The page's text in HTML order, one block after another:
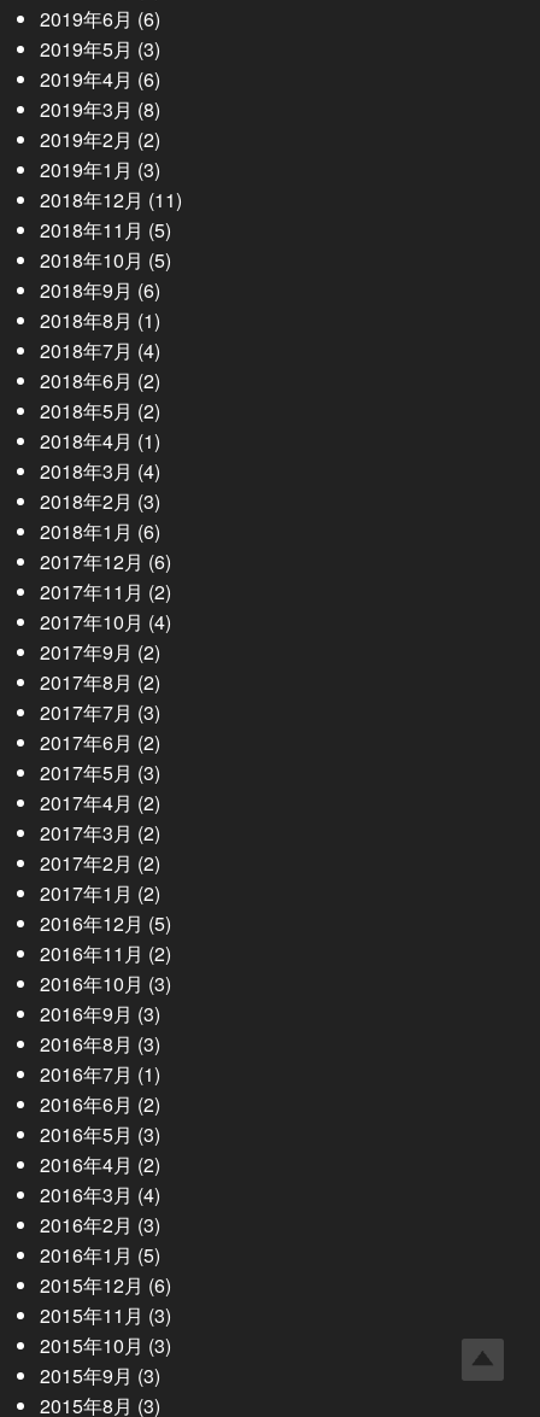
2019年6月 (6)
2019年5月 (3)
2019年4月 (6)
2019年3月 (8)
2019年2月 (2)
2019年1月 (3)
2018年12月 (11)
2018年11月 (5)
2018年10月 (5)
2018年9月 (6)
2018年8月 (1)
2018年7月 (4)
2018年6月 (2)
2018年5月 (2)
2018年4月 (1)
2018年3月 (4)
2018年2月 (3)
2018年1月 (6)
2017年12月 (6)
2017年11月 (2)
2017年10月 (4)
2017年9月 (2)
2017年8月 (2)
2017年7月 (3)
2017年6月 (2)
2017年5月 (3)
2017年4月 (2)
2017年3月 (2)
2017年2月 (2)
2017年1月 (2)
2016年12月 (5)
2016年11月 (2)
2016年10月 (3)
2016年9月 (3)
2016年8月 (3)
2016年7月 (1)
2016年6月 (2)
2016年5月 (3)
2016年4月 (2)
2016年3月 (4)
2016年2月 (3)
2016年1月 (5)
2015年12月 (6)
2015年11月 (3)
2015年10月 (3)
2015年9月 (3)
2015年8月 (3)